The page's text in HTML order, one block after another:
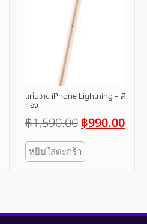
แท่นวาง iPhone Lightning – สี
ทอง
฿1,590.00฿990.00
หยิบใส่ตะกร้า